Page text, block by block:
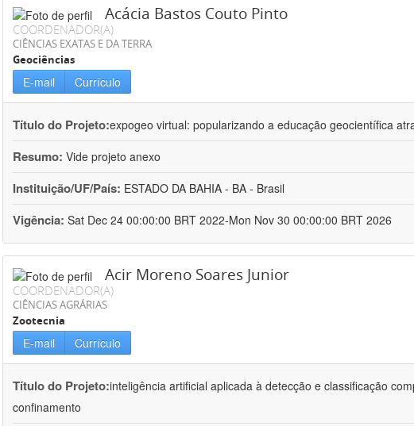
Acácia Bastos Couto Pinto
COORDENADOR(A)
CIÊNCIAS EXATAS E DA TERRA
Geociências
E-mail Currículo
Título do Projeto:expogeo virtual: popularizando a educação geocientífica
Resumo: Vide projeto anexo
Instituição/UF/País: ESTADO DA BAHIA - BA - Brasil
Vigência: Sat Dec 24 00:00:00 BRT 2022-Mon Nov 30 00:00:00 BRT 2026
Acir Moreno Soares Junior
COORDENADOR(A)
CIÊNCIAS AGRÁRIAS
Zootecnia
E-mail Currículo
Título do Projeto:inteligência artificial aplicada à detecção e classificação
confinamento